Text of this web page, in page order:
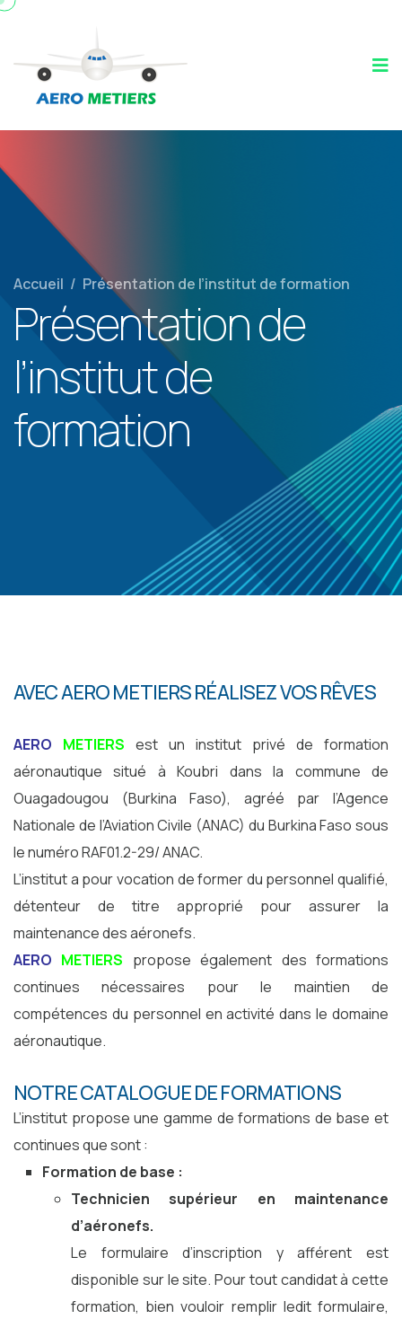
Accueil / Présentation de l’institut de formation
Présentation de
l’institut de
formation
AVEC AERO METIERS RÉALISEZ VOS RÊVES
AERO METIERS est un institut privé de formation
aéronautique situé à Koubri dans la commune de
Ouagadougou (Burkina Faso), agréé par l’Agence
Nationale de l’Aviation Civile (ANAC) du Burkina Faso sous
le numéro RAF01.2-29/ ANAC.
L’institut a pour vocation de former du personnel qualifié,
détenteur de titre approprié pour assurer la
maintenance des aéronefs.
AERO METIERS propose également des formations
continues nécessaires pour le maintien de
compétences du personnel en activité dans le domaine
aéronautique.
NOTRE CATALOGUE DE FORMATIONS
L’institut propose une gamme de formations de base et
continues que sont :
Formation de base :
Technicien supérieur en maintenance
d’aéronefs.
Le formulaire d’inscription y afférent est
disponible sur le site. Pour tout candidat à cette
formation, bien vouloir remplir ledit formulaire,